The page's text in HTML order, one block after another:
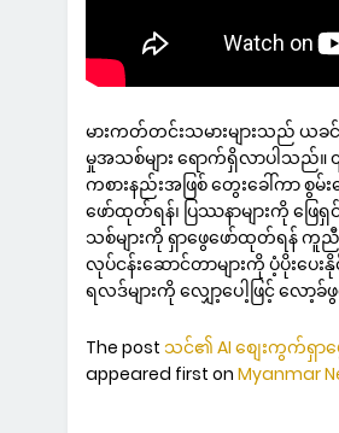
မားကတ်တင်းသမားများသည် ယခ
မှုအသစ်များ ရောက်ရှိလာပါသည်
ကစားနည်းအဖြစ် တွေးခေါ်ကာ စွမ်
ဖော်ထုတ်ရန်၊ ပြဿနာများကို ဖြ
သစ်များကို ရှာဖွေဖော်ထုတ်ရန် ကူ
လုပ်ငန်းဆောင်တာများကို ပံ့ပိုးပေး
ရလဒ်များကို လျှော့ပေါ့ဖြင့် လော့
The post သင်၏ AI စျေးကွက်ရှာဖွ
appeared first on Myanmar